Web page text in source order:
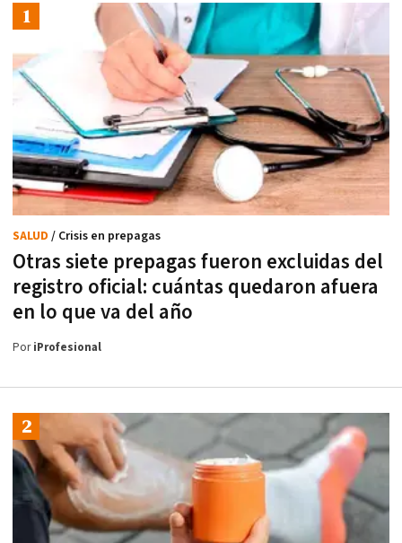
Otras siete prepagas fueron excluidas del
registro oficial: cuántas quedaron afuera
en lo que va del año
SALUD / Crisis en prepagas
PoriProfesional